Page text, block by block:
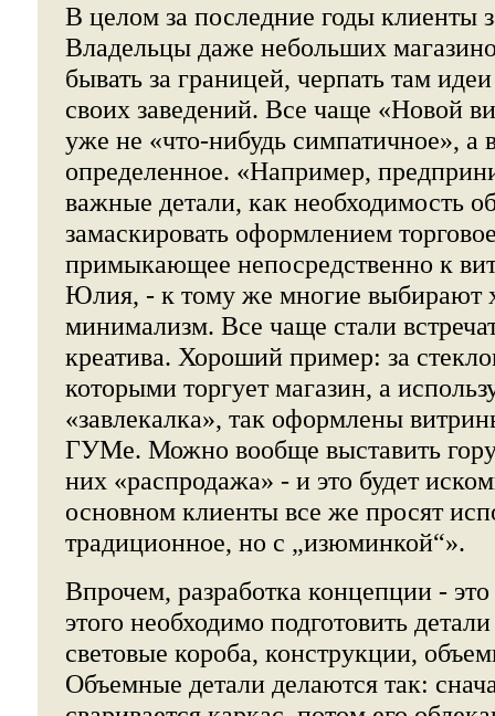
В целом за последние годы клиенты
Владельцы даже небольших
бывать за границей, черпать там
своих заведений. Все чаще «Новой
уже не «что-нибудь симпатичное», а
определенное. «Например,
важные детали, как необходимость
замаскировать оформлением
примыкающее непосредственно к
Юлия, - к тому же многие выбирают
минимализм. Все чаще стали
креатива. Хороший пример: за
которыми торгует магазин, а
«завлекалка», так оформлены
ГУМе. Можно вообще выставить гору
них «распродажа» - и это будет
основном клиенты все же просят
традиционное, но с „изюминкой“».
Впрочем, разработка концепции -
этого необходимо подготовить
световые короба, конструкции,
Объемные детали делаются так: